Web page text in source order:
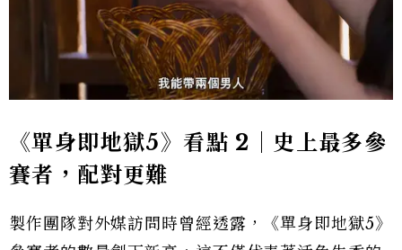
《單身即地獄5》看點 2｜史上最多參
賽者，配對更難
製作團隊對外媒訪問時曾經透露，《單身即地獄5》